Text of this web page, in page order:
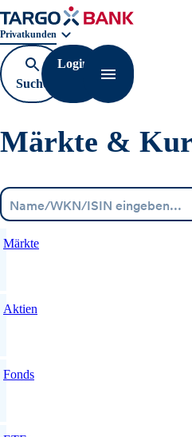
Geschäftsbereichnavigation. Aktuelle Auswahl:
Privatkunden
Suche
öffnen
Login
Navigation
Märkte &
Märkte
Aktien
Fonds